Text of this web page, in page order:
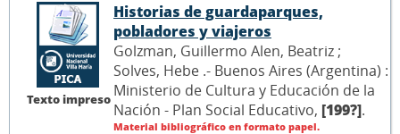
Texto impreso
Historias de guardaparques,
pobladores y viajeros
Golzman, Guillermo Alen, Beatriz ;
Solves, Hebe .- Buenos Aires (Argentina) :
Ministerio de Cultura y Educación de la
Nación - Plan Social Educativo, [199?].
Material bibliográfico en formato papel.